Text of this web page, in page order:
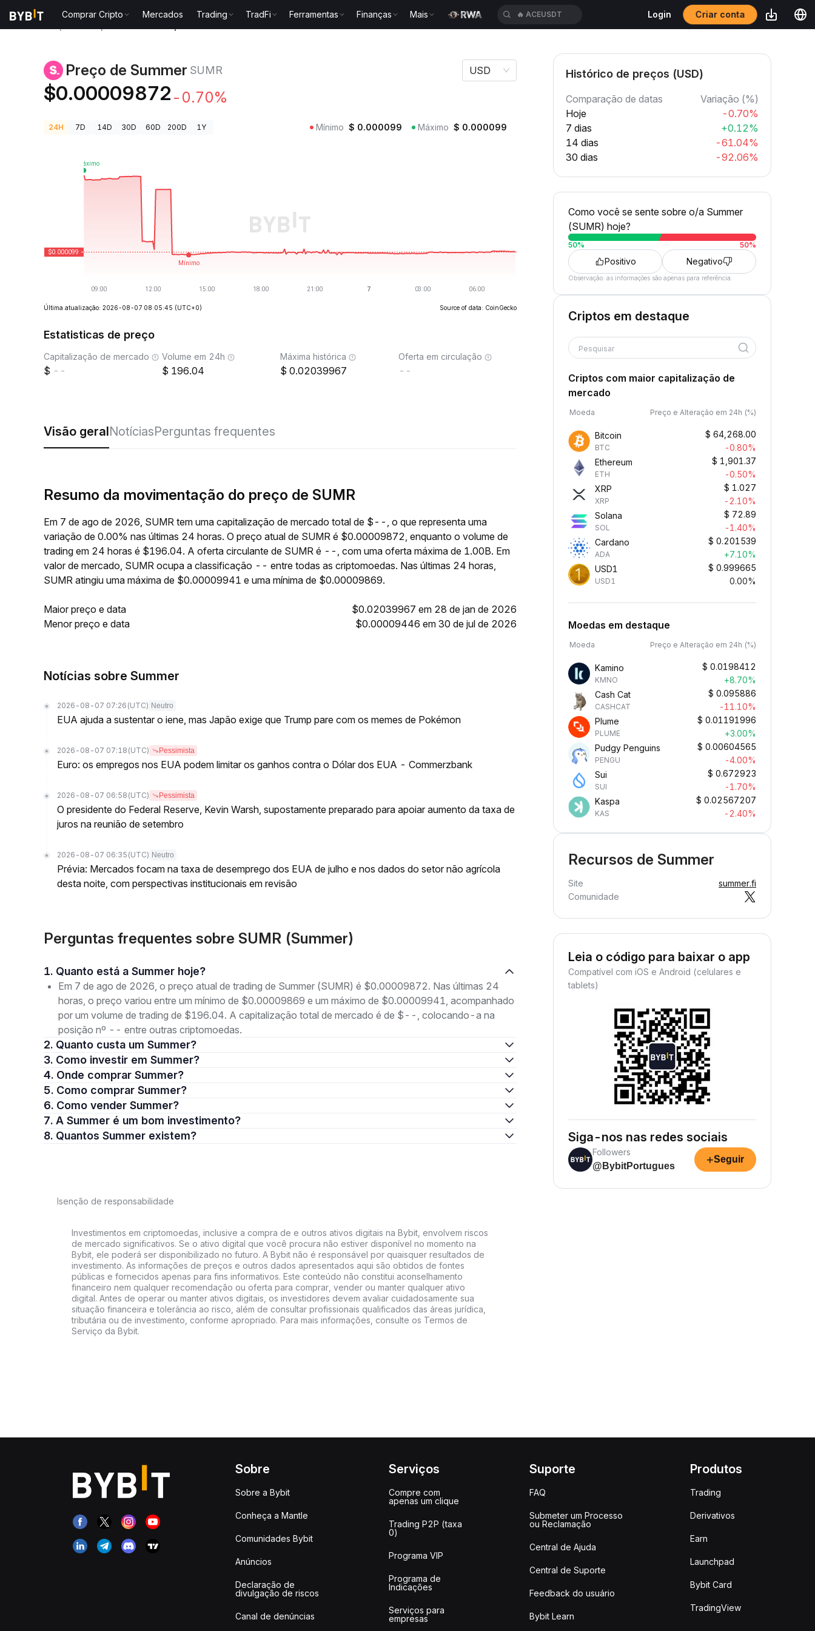
Comprar Cripto Mercados Trading TradFi Ferramentas Finanças Mais 🔥 ACEUSDT Login Criar conta
Preço de Summer SUMR
$0.00009872 -0.70%
USD
24H 7D 14D 30D 60D 200D 1Y Mínimo $ 0.000099 Máximo $ 0.000099
Última atualização: 2026-08-07 08:05:45 (UTC+0) Source of data: CoinGecko
Estatisticas de preço
Capitalização de mercado
--
Volume em 24h
196.04
Máxima histórica
0.02039967
Oferta em circulação
--
Visão geralNotíciasPerguntas frequentes
Resumo da movimentação do preço de SUMR
Em 7 de ago de 2026, SUMR tem uma capitalização de mercado total de $--, o que representa uma
variação de 0.00% nas últimas 24 horas. O preço atual de SUMR é $0.00009872, enquanto o volume de
trading em 24 horas é $196.04. A oferta circulante de SUMR é --, com uma oferta máxima de 1.00B. Em
valor de mercado, SUMR ocupa a classificação -- entre todas as criptomoedas. Nas últimas 24 horas,
SUMR atingiu uma máxima de $0.00009941 e uma mínima de $0.00009869.
Maior preço e data
$0.02039967 em 28 de jan de 2026
Menor preço e data
$0.00009446 em 30 de jul de 2026
Notícias sobre Summer
2026-08-07 07:26 (UTC) Neutro
EUA ajuda a sustentar o iene, mas Japão exige que Trump pare com os memes de Pokémon
2026-08-07 07:18 (UTC) Pessimista
Euro: os empregos nos EUA podem limitar os ganhos contra o Dólar dos EUA - Commerzbank
2026-08-07 06:58 (UTC) Pessimista
O presidente do Federal Reserve, Kevin Warsh, supostamente preparado para apoiar aumento da taxa de
juros na reunião de setembro
2026-08-07 06:35 (UTC) Neutro
Prévia: Mercados focam na taxa de desemprego dos EUA de julho e nos dados do setor não agrícola
desta noite, com perspectivas institucionais em revisão
Perguntas frequentes sobre SUMR (Summer)
1. Quanto está a Summer hoje?
Em 7 de ago de 2026, o preço atual de trading de Summer (SUMR) é $0.00009872. Nas últimas 24
horas, o preço variou entre um mínimo de $0.00009869 e um máximo de $0.00009941, acompanhado
por um volume de trading de $196.04. A capitalização total de mercado é de $--, colocando-a na
posição nº -- entre outras criptomoedas.
2. Quanto custa um Summer?
3. Como investir em Summer?
4. Onde comprar Summer?
5. Como comprar Summer?
6. Como vender Summer?
7. A Summer é um bom investimento?
8. Quantos Summer existem?
Isenção de responsabilidade
Investimentos em criptomoedas, inclusive a compra de e outros ativos digitais na Bybit, envolvem riscos
de mercado significativos. Se o ativo digital que você procura não estiver disponível no momento na
Bybit, ele poderá ser disponibilizado no futuro. A Bybit não é responsável por quaisquer resultados de
investimento. As informações de preços e outros dados apresentados aqui são obtidos de fontes
públicas e fornecidos apenas para fins informativos. Este conteúdo não constitui aconselhamento
financeiro nem qualquer recomendação ou oferta para comprar, vender ou manter qualquer ativo
digital. Antes de operar ou manter ativos digitais, os investidores devem avaliar cuidadosamente sua
situação financeira e tolerância ao risco, além de consultar profissionais qualificados das áreas jurídica,
tributária ou de investimento, conforme apropriado. Para mais informações, consulte os Termos de
Serviço da Bybit.
Histórico de preços (USD)
Comparação de datas
Variação (%)
Hoje
-0.70%
7 dias
+0.12%
14 dias
-61.04%
30 dias
-92.06%
Como você se sente sobre o/a Summer
(SUMR) hoje?
50% 50%
Positivo Negativo
Observação: as informações são apenas para referência.
Criptos em destaque
Pesquisar
Criptos com maior capitalização de
mercado
Moeda Preço e Alteração em 24h (%)
Bitcoin
BTC
$ 64,268.00
-0.80%
Ethereum
ETH
$ 1,901.37
-0.50%
XRP
XRP
$ 1.027
-2.10%
Solana
SOL
$ 72.89
-1.40%
Cardano
ADA
$ 0.201539
+7.10%
USD1
USD1
$ 0.999665
0.00%
Moedas em destaque
Moeda Preço e Alteração em 24h (%)
Kamino
KMNO
$ 0.0198412
+8.70%
Cash Cat
CASHCAT
$ 0.095886
-11.10%
Plume
PLUME
$ 0.01191996
+3.00%
Pudgy Penguins
PENGU
$ 0.00604565
-4.00%
Sui
SUI
$ 0.672923
-1.70%
Kaspa
KAS
$ 0.02567207
-2.40%
Recursos de Summer
Site
summer.fi
Comunidade
Leia o código para baixar o app
Compatível com iOS e Android (celulares e
tablets)
Siga-nos nas redes sociais
Followers
@BybitPortugues
+Seguir
Sobre
Sobre a Bybit
Conheça a Mantle
Comunidades Bybit
Anúncios
Declaração de
divulgação de riscos
Canal de denúncias
Serviços
Compre com
apenas um clique
Trading P2P (taxa
0)
Programa VIP
Programa de
Indicações
Serviços para
empresas
Suporte
FAQ
Submeter um Processo
ou Reclamação
Central de Ajuda
Central de Suporte
Feedback do usuário
Bybit Learn
Produtos
Trading
Derivativos
Earn
Launchpad
Bybit Card
TradingView